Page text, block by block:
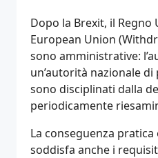
Dopo la Brexit, il Regno
European Union
sono amministrative:
un’autorità nazionale
sono disciplinati dalla
periodicamente
La conseguenza
soddisfa anche i